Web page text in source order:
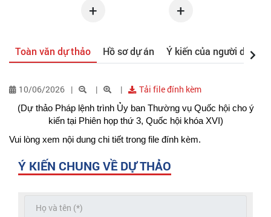
+ +
Toàn văn dự thảo Hồ sơ dự án Ý kiến của người dân
10/06/2026 Tải file đính kèm
(Dự thảo Pháp lệnh trình Ủy ban Thường vụ Quốc hội cho ý
kiến tại Phiên họp thứ 3, Quốc hội khóa XVI)
Vui lòng xem nội dung chi tiết trong file đính kèm.
Ý KIẾN CHUNG VỀ DỰ THẢO